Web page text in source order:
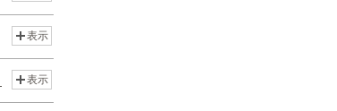
表示
表示